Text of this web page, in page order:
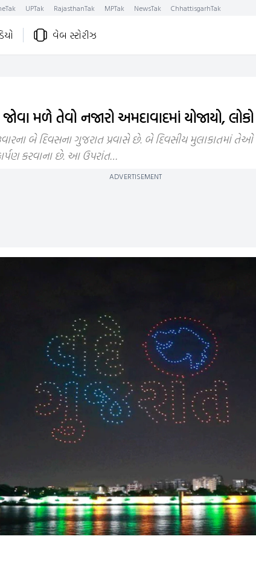
UPTak RajasthanTak MPTak NewsTak ChhattisgarhTak
વેબ સ્ટોરીઝ
જોવા મળે તેવો નજારો અમદાવાદમાં યોજાયો,
બે દિવસના ગુજરાત પ્રવાસે છે. બે દિવસીય મુલાકાતમાં તેઓ
કરવાના છે. આ ઉપરાંત…
ADVERTISEMENT